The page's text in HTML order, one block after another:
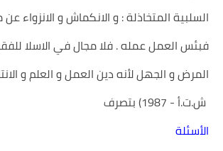
السلبية المتخاذلة : و الانكماش و الانزواء
فبئس العمل عمله . فلا مجال في الاسلا
المرض و الجهل لأنه دين العمل و العلم و
الأسئلة